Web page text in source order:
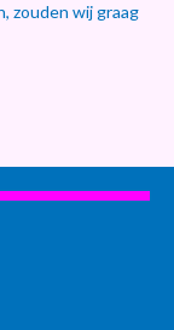
zouden wij graag